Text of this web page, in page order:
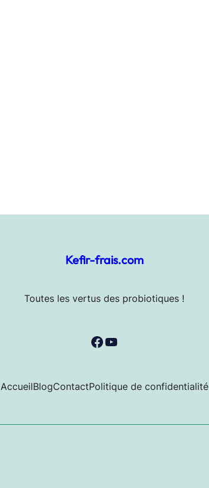
Kefir-frais.com
Toutes les vertus des probiotiques !
Facebook
YouTube
AccueilBlogContactPolitique de confidentialité